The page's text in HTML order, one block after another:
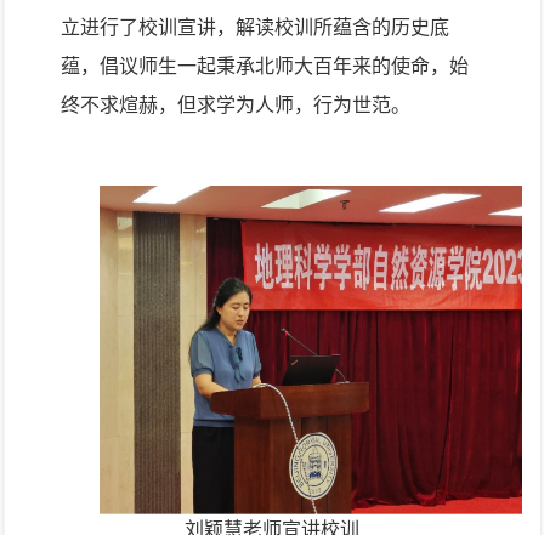
立进行了校训宣讲， 解读校训所蕴含的历史底
蕴，倡议师生一起秉承北师大百年来的使命，始
终不求煊赫，但求学为人师，行为世范。
刘颖慧老师宣讲校训